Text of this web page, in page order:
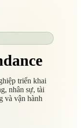
triển khai
nhân sự, tài
và vận hành